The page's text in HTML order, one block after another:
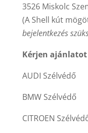
3526 Miskolc
(A Shell kút
bejelentkezés
Kérjen
AUDI Szélvédő
BMW Szélvédő
CITROEN